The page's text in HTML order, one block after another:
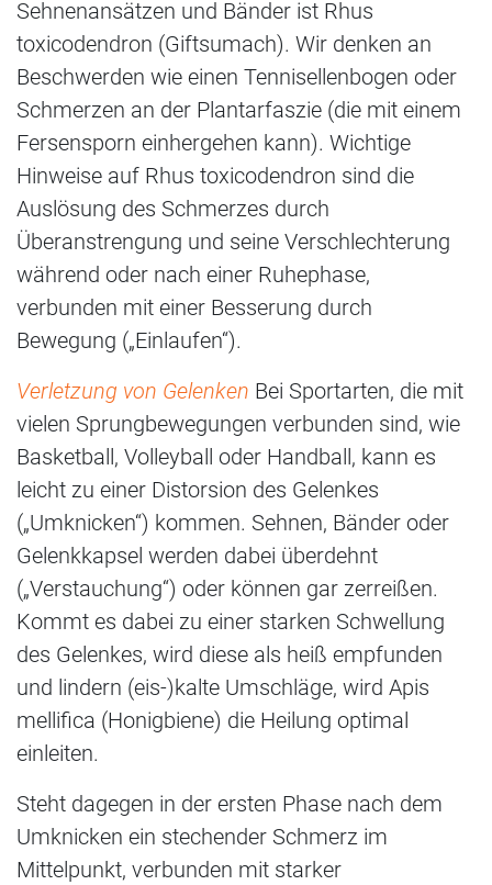
Sehnenansätzen und Bänder ist Rhus
toxicodendron (Giftsumach). Wir denken an
Beschwerden wie einen Tennisellenbogen oder
Schmerzen an der Plantarfaszie (die mit einem
Fersensporn einhergehen kann). Wichtige
Hinweise auf Rhus toxicodendron sind die
Auslösung des Schmerzes durch
Überanstrengung und seine Verschlechterung
während oder nach einer Ruhephase,
verbunden mit einer Besserung durch
Bewegung („Einlaufen“).
Verletzung von Gelenken Bei Sportarten, die mit
vielen Sprungbewegungen verbunden sind, wie
Basketball, Volleyball oder Handball, kann es
leicht zu einer Distorsion des Gelenkes
(„Umknicken“) kommen. Sehnen, Bänder oder
Gelenkkapsel werden dabei überdehnt
(„Verstauchung“) oder können gar zerreißen.
Kommt es dabei zu einer starken Schwellung
des Gelenkes, wird diese als heiß empfunden
und lindern (eis-)kalte Umschläge, wird Apis
mellifica (Honigbiene) die Heilung optimal
einleiten.
Steht dagegen in der ersten Phase nach dem
Umknicken ein stechender Schmerz im
Mittelpunkt, verbunden mit starker